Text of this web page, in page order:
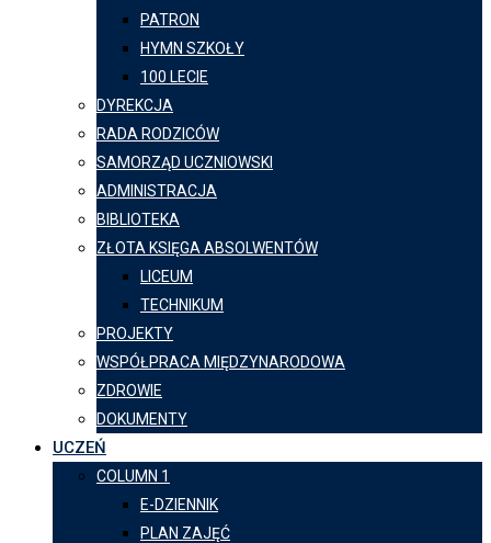
PATRON
HYMN SZKOŁY
100 LECIE
DYREKCJA
RADA RODZICÓW
SAMORZĄD UCZNIOWSKI
ADMINISTRACJA
BIBLIOTEKA
ZŁOTA KSIĘGA ABSOLWENTÓW
LICEUM
TECHNIKUM
PROJEKTY
WSPÓŁPRACA MIĘDZYNARODOWA
ZDROWIE
DOKUMENTY
UCZEŃ
COLUMN 1
E-DZIENNIK
PLAN ZAJĘĆ